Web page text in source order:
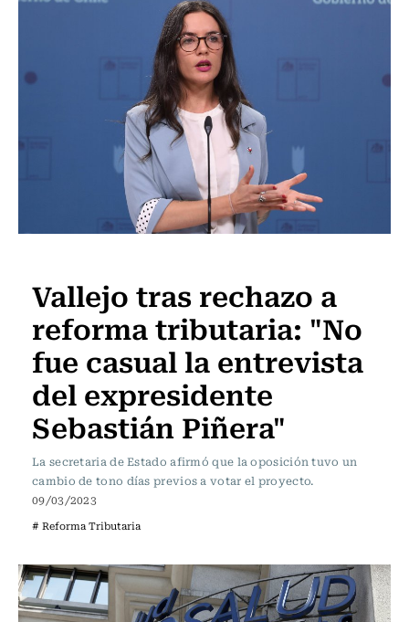
Vallejo tras rechazo a
reforma tributaria: "No
fue casual la entrevista
del expresidente
Sebastián Piñera"
La secretaria de Estado afirmó que la oposición tuvo un
cambio de tono días previos a votar el proyecto.
09/03/2023
# Reforma Tributaria